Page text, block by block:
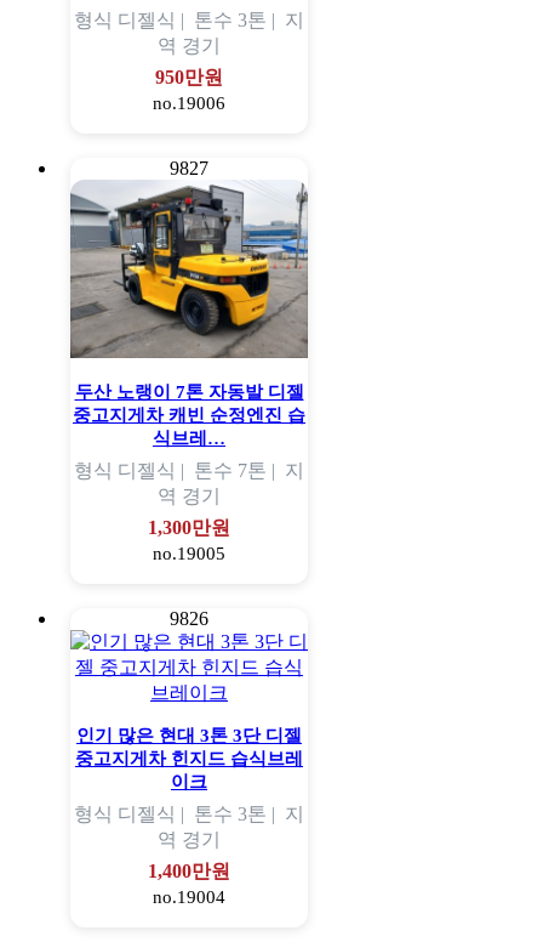
형식 디젤식 | 톤수 3톤 | 지
역 경기
950만원
no.19006
9827
두산 노랭이 7톤 자동발 디젤
중고지게차 캐빈 순정엔진 습
식브레…
형식 디젤식 | 톤수 7톤 | 지
역 경기
1,300만원
no.19005
9826
인기 많은 현대 3톤 3단 디젤
중고지게차 힌지드 습식브레
이크
형식 디젤식 | 톤수 3톤 | 지
역 경기
1,400만원
no.19004